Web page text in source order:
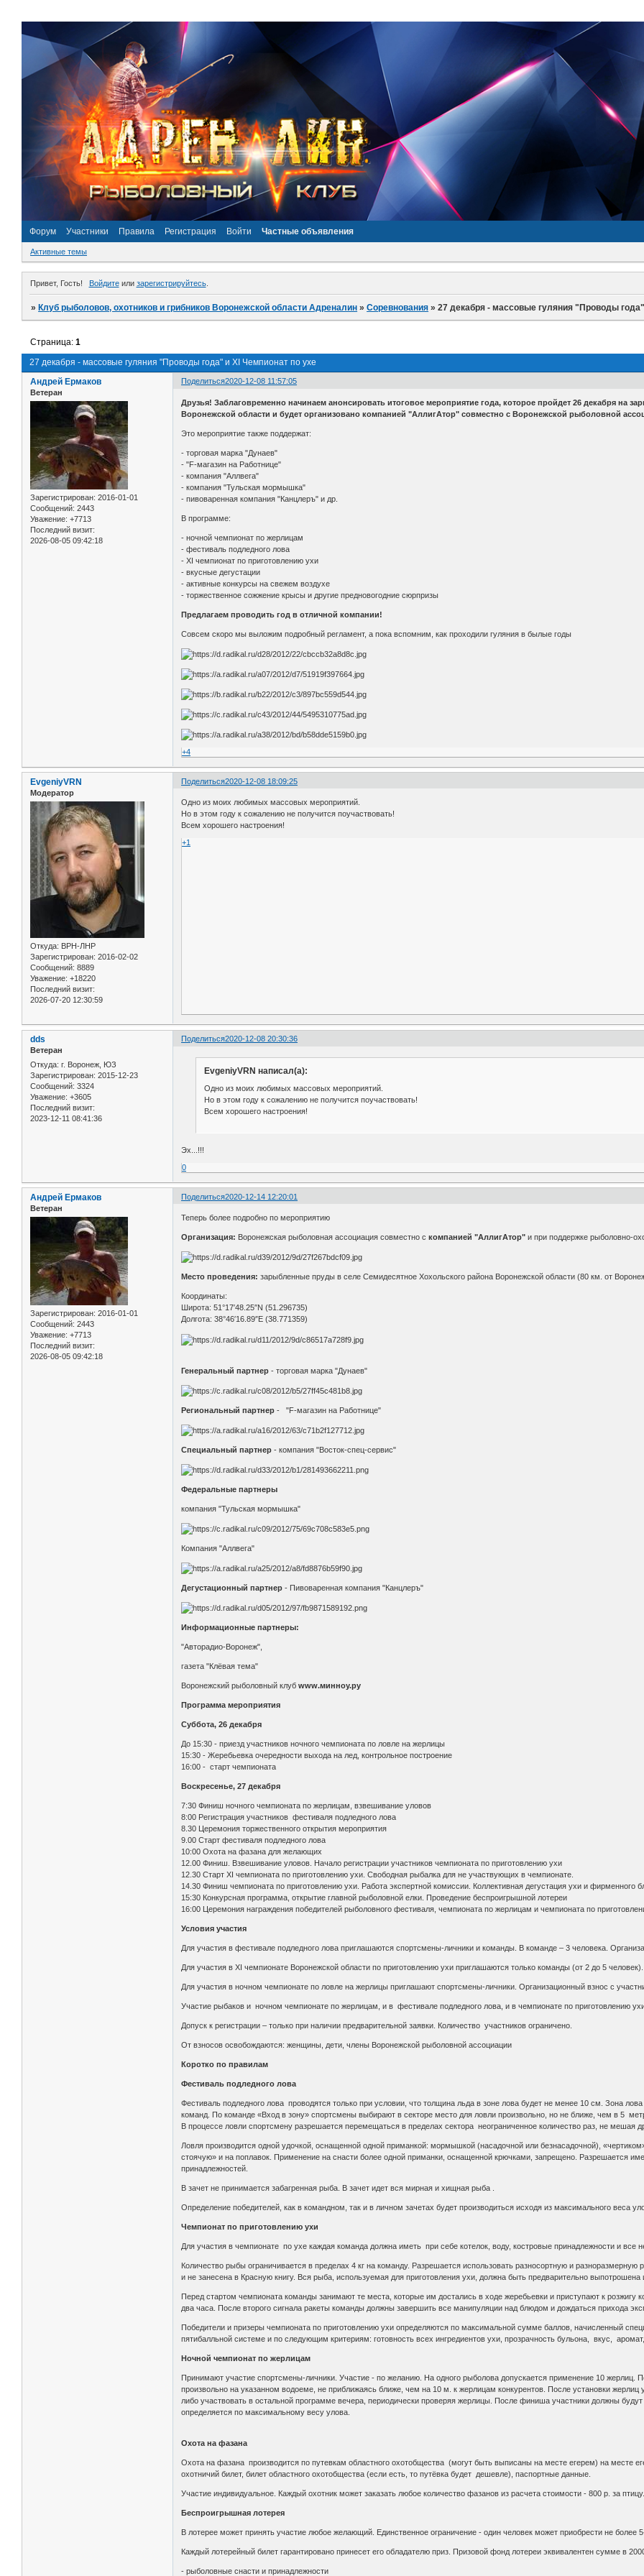
Форум Участники Правила Регистрация Войти Частные объявления
Активные темы
Привет, Гость! Войдитеили зарегистрируйтесь.
» Клуб рыболовов, охотников и грибников Воронежской области Адреналин »Соревнования »27 декабря - массовые гуляния "Проводы
27 декабря - массовые гуляния "Проводы года" и XI Чемпионат по ухе
Страница:1
Поделиться2020-12-08 11:57:05
Андрей Ермаков
Ветеран
Зарегистрирован: 2016-01-01
Сообщений: 2443
Уважение: +7713
Последний визит:
2026-08-05 09:42:18
Друзья! Заблаговременно начинаем анонсировать итоговое мероприятие года, которое пройдет 26 декабря на
Воронежской области и будет организовано компанией "АллигАтор" совместно с Воронежской рыболовной
Это мероприятие также поддержат:
- торговая марка "Дунаев"
- "F-магазин на Работнице"
- компания "Аллвега"
- компания "Тульская мормышка"
- пивоваренная компания "Канцлеръ" и др.
В программе:
- ночной чемпионат по жерлицам
- фестиваль подледного лова
- XI чемпионат по приготовлению ухи
- вкусные дегустации
- активные конкурсы на свежем воздухе
- торжественное сожжение крысы и другие предновогодние сюрпризы
Предлагаем проводить год в отличной компании!
Совсем скоро мы выложим подробный регламент, а пока вспомним, как проходили гуляния в былые годы
+4
Поделиться2020-12-08 18:09:25
EvgeniyVRN
Модератор
Откуда: ВРН-ЛНР
Зарегистрирован: 2016-02-02
Сообщений: 8889
Уважение: +18220
Последний визит:
2026-07-20 12:30:59
Одно из моих любимых массовых мероприятий.
Но в этом году к сожалению не получится поучаствовать!
Всем хорошего настроения!
+1
Поделиться2020-12-08 20:30:36
dds
Ветеран
Откуда: г. Воронеж, ЮЗ
Зарегистрирован: 2015-12-23
Сообщений: 3324
Уважение: +3605
Последний визит:
2023-12-11 08:41:36
EvgeniyVRN написал(а):
Одно из моих любимых массовых мероприятий.
Но в этом году к сожалению не получится поучаствовать!
Всем хорошего настроения!
Эх...!!!
0
Поделиться2020-12-14 12:20:01
Андрей Ермаков
Ветеран
Зарегистрирован: 2016-01-01
Сообщений: 2443
Уважение: +7713
Последний визит:
2026-08-05 09:42:18
Теперь более подробно по мероприятию
Организация: Воронежская рыболовная ассоциация совместно скомпанией "АллигАтор" и при поддержке рыболовно-
Место проведения: зарыбленные пруды в селе Семидесятное Хохольского района Воронежской области (80 км. от
Координаты:
Широта: 51°17′48.25″N (51.296735)
Долгота: 38°46′16.89″E (38.771359)
Генеральный партнер - торговая марка "Дунаев"
Региональный партнер - "F-магазин на Работнице"
Специальный партнер - компания "Восток-спец-сервис"
Федеральные партнеры
компания "Тульская мормышка"
Компания "Аллвега"
Дегустационный партнер - Пивоваренная компания "Канцлеръ"
Информационные партнеры:
"Авторадио-Воронеж",
газета "Клёвая тема"
Воронежский рыболовный клубwww.минноу.ру
Программа мероприятия
Суббота, 26 декабря
До 15:30 - приезд участников ночного чемпионата по ловле на жерлицы
15:30 - Жеребьевка очередности выхода на лед, контрольное построение
16:00 - старт чемпионата
Воскресенье, 27 декабря
7:30 Финиш ночного чемпионата по жерлицам, взвешивание уловов
8:00 Регистрация участников фестиваля подледного лова
8.30 Церемония торжественного открытия мероприятия
9.00 Старт фестиваля подледного лова
10:00 Охота на фазана для желающих
12.00 Финиш. Взвешивание уловов. Начало регистрации участников чемпионата по приготовлению ухи
12.30 Старт XI чемпионата по приготовлению ухи. Свободная рыбалка для не участвующих в чемпионате.
14.30 Финиш чемпионата по приготовлению ухи. Работа экспертной комиссии. Коллективная дегустация ухи и фирменного
15:30 Конкурсная программа, открытие главной рыболовной елки. Проведение беспроигрышной лотереи
16:00 Церемония награждения победителей рыболовного фестиваля, чемпионата по жерлицам и чемпионата по
Условия участия
Для участия в фестивале подледного лова приглашаются спортсмены-личники и команды. В команде – 3 человека.
Для участия в XI чемпионате Воронежской области по приготовлению ухи приглашаются только команды (от 2 до 5
Для участия в ночном чемпионате по ловле на жерлицы приглашают спортсмены-личники. Организационный взнос с
Участие рыбаков и ночном чемпионате по жерлицам, и в фестивале подледного лова, и в чемпионате по приготовлению
Допуск к регистрации – только при наличии предварительной заявки. Количество участников ограничено.
От взносов освобождаются: женщины, дети, члены Воронежской рыболовной ассоциации
Коротко по правилам
Фестиваль подледного лова
Фестиваль подледного лова проводятся только при условии, что толщина льда в зоне лова будет не менее 10 см. Зона
команд. По команде «Вход в зону» спортсмены выбирают в секторе место для ловли произвольно, но не ближе, чем в 5
В процессе ловли спортсмену разрешается перемещаться в пределах сектора неограниченное количество раз, не мешая
Ловля производится одной удочкой, оснащенной одной приманкой: мормышкой (насадочной или безнасадочной),
стоячую» и на поплавок. Применение на снасти более одной приманки, оснащенной крючками, запрещено. Разрешается
принадлежностей.
В зачет не принимается забагренная рыба. В зачет идет вся мирная и хищная рыба .
Определение победителей, как в командном, так и в личном зачетах будет производиться исходя из максимального веса
Чемпионат по приготовлению ухи
Для участия в чемпионате по ухе каждая команда должна иметь при себе котелок, воду, костровые принадлежности и все
Количество рыбы ограничивается в пределах 4 кг на команду. Разрешается использовать разносортную и
и не занесена в Красную книгу. Вся рыба, используемая для приготовления ухи, должна быть предварительно
Перед стартом чемпионата команды занимают те места, которые им достались в ходе жеребьевки и приступают к розжигу
два часа. После второго сигнала ракеты команды должны завершить все манипуляции над блюдом и дождаться прихода
Победители и призеры чемпионата по приготовлению ухи определяются по максимальной сумме баллов, начисленный
пятибалльной системе и по следующим критериям: готовность всех ингредиентов ухи, прозрачность бульона, вкус,
Ночной чемпионат по жерлицам
Принимают участие спортсмены-личники. Участие - по желанию. На одного рыболова допускается применение 10 жерлиц.
произвольно на указанном водоеме, не приближаясь ближе, чем на 10 м. к жерлицам конкурентов. После установки
либо участвовать в остальной программе вечера, периодически проверяя жерлицы. После финиша участники должны
определяется по максимальному весу улова.
Охота на фазана
Охота на фазана производится по путевкам областного охотобщества (могут быть выписаны на месте егерем) на месте
охотничий билет, билет областного охотобщества (если есть, то путёвка будет дешевле), паспортные данные.
Участие индивидуальное. Каждый охотник может заказать любое количество фазанов из расчета стоимости - 800 р. за
Беспроигрышная лотерея
В лотерее может принять участие любое желающий. Единственное ограничение - один человек может приобрести не более
Каждый лотерейный билет гарантировано принесет его обладателю приз. Призовой фонд лотереи эквивалентен сумме в
- рыболовные снасти и принадлежности